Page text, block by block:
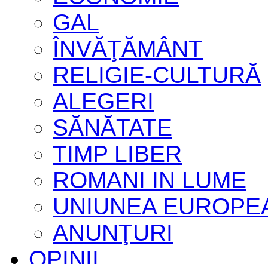
GAL
ÎNVĂŢĂMÂNT
RELIGIE-CULTURĂ
ALEGERI
SĂNĂTATE
TIMP LIBER
ROMANI IN LUME
UNIUNEA
ANUNŢURI